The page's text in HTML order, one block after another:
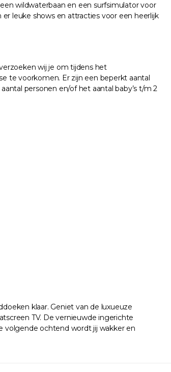
wildwaterbaan en een surfsimulator voor
leuke shows en attracties voor een heerlijk
wij je om tijdens het
te voorkomen. Er zijn een beperkt aantal
personen en/of het aantal baby’s t/m 2
klaar. Geniet van de luxueuze
TV. De vernieuwde ingerichte
volgende ochtend wordt jij wakker en